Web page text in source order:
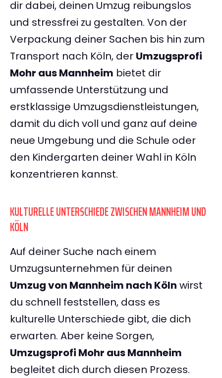
dir dabei, deinen Umzug reibungslos
und stressfrei zu gestalten. Von der
Verpackung deiner Sachen bis hin zum
Transport nach Köln, der Umzugsprofi
Mohr aus Mannheim bietet dir
umfassende Unterstützung und
erstklassige Umzugsdienstleistungen,
damit du dich voll und ganz auf deine
neue Umgebung und die Schule oder
den Kindergarten deiner Wahl in Köln
konzentrieren kannst.
KULTURELLE UNTERSCHIEDE ZWISCHEN MANNHEIM UND
KÖLN
Auf deiner Suche nach einem
Umzugsunternehmen für deinen
Umzug von Mannheim nach Köln wirst
du schnell feststellen, dass es
kulturelle Unterschiede gibt, die dich
erwarten. Aber keine Sorgen,
Umzugsprofi Mohr aus Mannheim
begleitet dich durch diesen Prozess.